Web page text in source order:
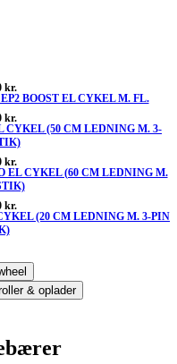
kr.
BOOST EL CYKEL M. FL.
kr.
CYKEL (50 CM LEDNING M. 3-
kr.
EL CYKEL (60 CM LEDNING M.
kr.
(20 CM LEDNING M. 3-PIN
& oplader